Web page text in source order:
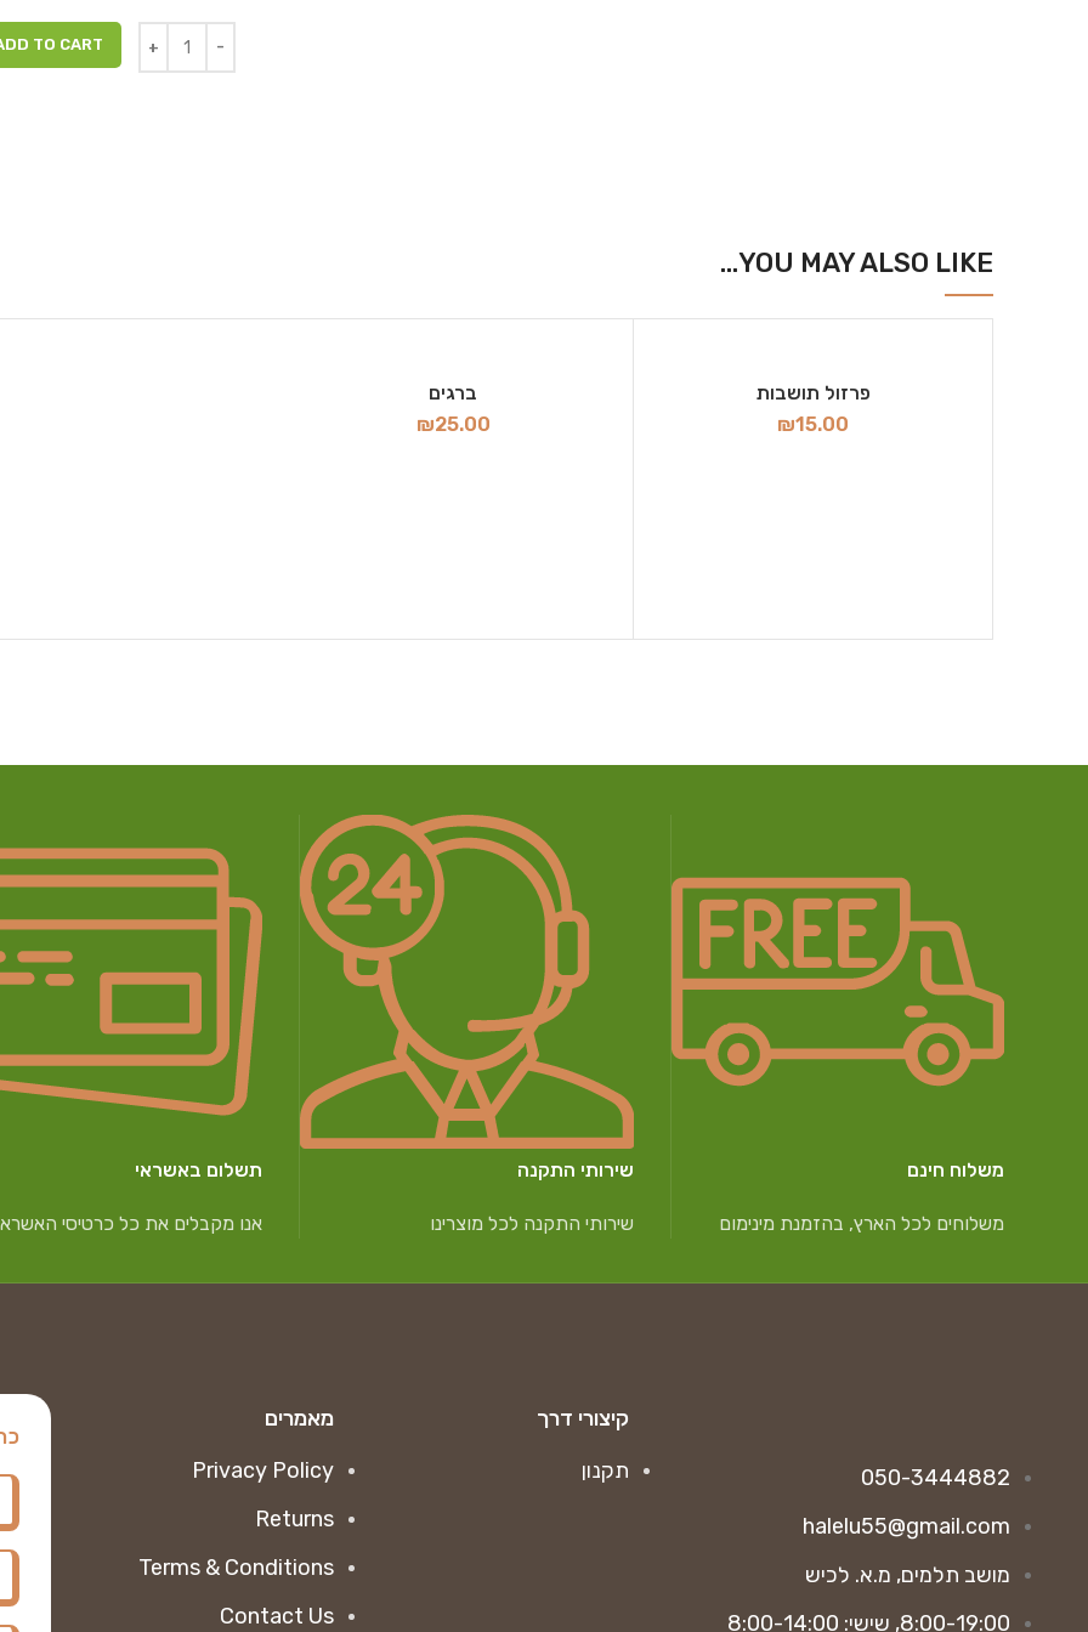
TO CART
YOU MAY ALSO LIKE…
פרזול תושבות
₪15.00
ברגים
₪25.00
משלוח חינם
משלוחים לכל הארץ, בהזמנת מינימום
שירותי התקנה
שירותי התקנה לכל מוצרינו
תשלום באשראי
אנו מקבלים את כל כרטיסי
050-3444882
halelu55@gmail.com
מושב תלמים, מ.א. לכיש
8:00-19:00, שישי: 8:00-14:00
קיצורי דרך
תקנון
מאמרים
Privacy Policy
Returns
Terms & Conditions
Contact Us